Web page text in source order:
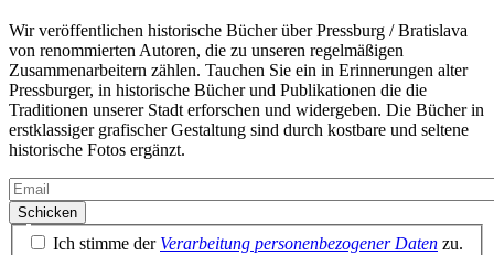
Wir veröffentlichen historische Bücher über Pressburg / Bratislava
von renommierten Autoren, die zu unseren regelmäßigen
Zusammenarbeitern zählen. Tauchen Sie ein in Erinnerungen alter
Pressburger, in historische Bücher und Publikationen die die
Traditionen unserer Stadt erforschen und widergeben. Die Bücher in
erstklassiger grafischer Gestaltung sind durch kostbare und seltene
historische Fotos ergänzt.
Email
Datenschutzrichtlinie
Ich stimme der Verarbeitung personenbezogener Daten zu.